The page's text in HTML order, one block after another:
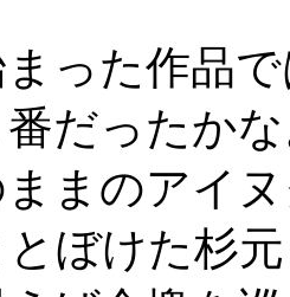
った作品
だったか
まのアイ
ぼけた杉